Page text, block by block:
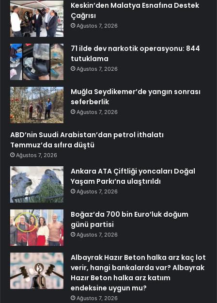
Keskin’den Malatya Esnafına Destek
Çağrısı
Ağustos 7, 2026
71 ilde dev narkotik operasyonu: 844
tutuklama
Ağustos 7, 2026
Muğla Seydikemer’de yangın sonrası
seferberlik
Ağustos 7, 2026
ABD’nin Suudi Arabistan’dan petrol ithalatı
Temmuz’da sıfıra düştü
Ağustos 7, 2026
Ankara ATA Çiftliği yoncaları Doğal
Yaşam Parkı’na ulaştırıldı
Ağustos 7, 2026
Boğaz’da 700 bin Euro’luk doğum
günü partisi
Ağustos 7, 2026
Albayrak Hazır Beton halka arz kaç lot
verir, hangi bankalarda var? Albayrak
Hazır Beton halka arz katıım
endeksine uygun mu?
Ağustos 7, 2026